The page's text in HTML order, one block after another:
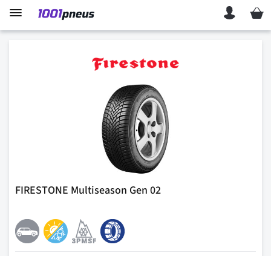
Mon
FIRESTONE Multiseason Gen 02